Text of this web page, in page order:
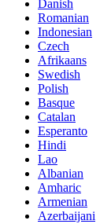
Danish
Romanian
Indonesian
Czech
Afrikaans
Swedish
Polish
Basque
Catalan
Esperanto
Hindi
Lao
Albanian
Amharic
Armenian
Azerbaijani